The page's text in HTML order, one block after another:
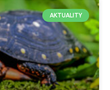
AKTUALITY